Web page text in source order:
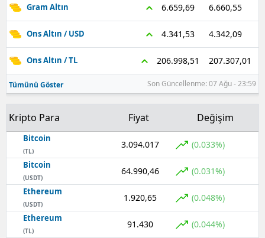
Gram Altın 6.659,69 6.660,55
Ons Altın / USD 4.341,53 4.342,09
Ons Altın / TL 206.998,51 207.307,01
Tümünü Göster Son Güncellenme: 07 Ağu - 23:59
Kripto Para Fiyat Değişim
Bitcoin
(TL)
3.094.017 (0.033%)
Bitcoin
(USDT)
64.990,46 (0.031%)
Ethereum
(USDT)
1.920,65 (0.048%)
Ethereum
(TL)
91.430 (0.044%)